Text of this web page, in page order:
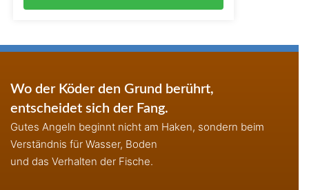
Wo der Köder den Grund berührt,
entscheidet sich der Fang.
Gutes Angeln beginnt nicht am Haken, sondern beim
Verständnis für Wasser, Boden
und das Verhalten der Fische.